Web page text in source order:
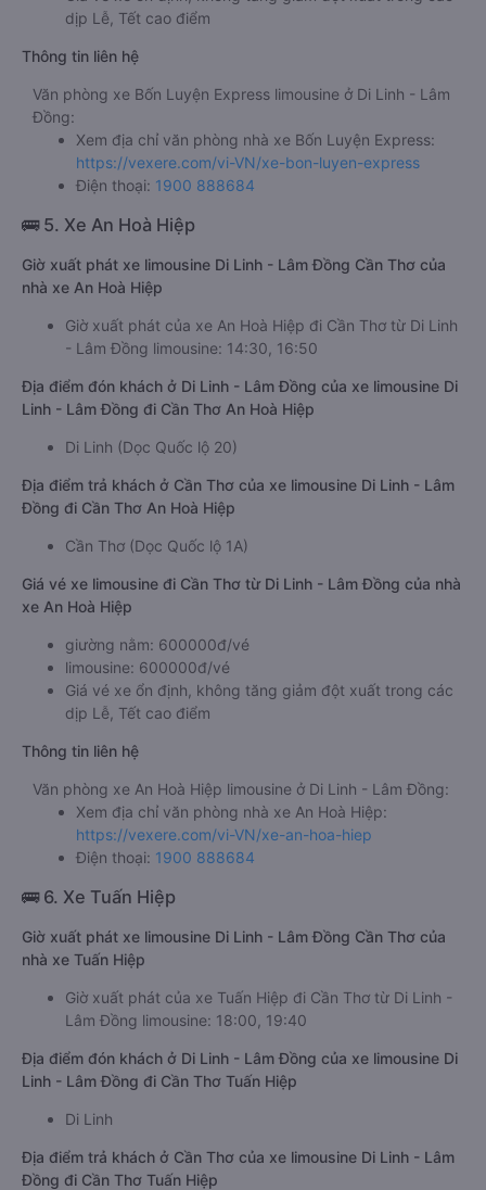
dịp Lễ, Tết cao điểm
Thông tin liên hệ
Văn phòng xe Bốn Luyện Express limousine ở Di Linh - Lâm
Đồng:
Xem địa chỉ văn phòng nhà xe Bốn Luyện Express:
https://vexere.com/vi-VN/xe-bon-luyen-express
Điện thoại: 1900 888684
🚌 5. Xe An Hoà Hiệp
Giờ xuất phát xe limousine Di Linh - Lâm Đồng Cần Thơ của
nhà xe An Hoà Hiệp
Giờ xuất phát của xe An Hoà Hiệp đi Cần Thơ từ Di Linh
- Lâm Đồng limousine: 14:30, 16:50
Địa điểm đón khách ở Di Linh - Lâm Đồng của xe limousine Di
Linh - Lâm Đồng đi Cần Thơ An Hoà Hiệp
Di Linh (Dọc Quốc lộ 20)
Địa điểm trả khách ở Cần Thơ của xe limousine Di Linh - Lâm
Đồng đi Cần Thơ An Hoà Hiệp
Cần Thơ (Dọc Quốc lộ 1A)
Giá vé xe limousine đi Cần Thơ từ Di Linh - Lâm Đồng của nhà
xe An Hoà Hiệp
giường nằm: 600000đ/vé
limousine: 600000đ/vé
Giá vé xe ổn định, không tăng giảm đột xuất trong các
dịp Lễ, Tết cao điểm
Thông tin liên hệ
Văn phòng xe An Hoà Hiệp limousine ở Di Linh - Lâm Đồng:
Xem địa chỉ văn phòng nhà xe An Hoà Hiệp:
https://vexere.com/vi-VN/xe-an-hoa-hiep
Điện thoại: 1900 888684
🚌 6. Xe Tuấn Hiệp
Giờ xuất phát xe limousine Di Linh - Lâm Đồng Cần Thơ của
nhà xe Tuấn Hiệp
Giờ xuất phát của xe Tuấn Hiệp đi Cần Thơ từ Di Linh -
Lâm Đồng limousine: 18:00, 19:40
Địa điểm đón khách ở Di Linh - Lâm Đồng của xe limousine Di
Linh - Lâm Đồng đi Cần Thơ Tuấn Hiệp
Di Linh
Địa điểm trả khách ở Cần Thơ của xe limousine Di Linh - Lâm
Đồng đi Cần Thơ Tuấn Hiệp